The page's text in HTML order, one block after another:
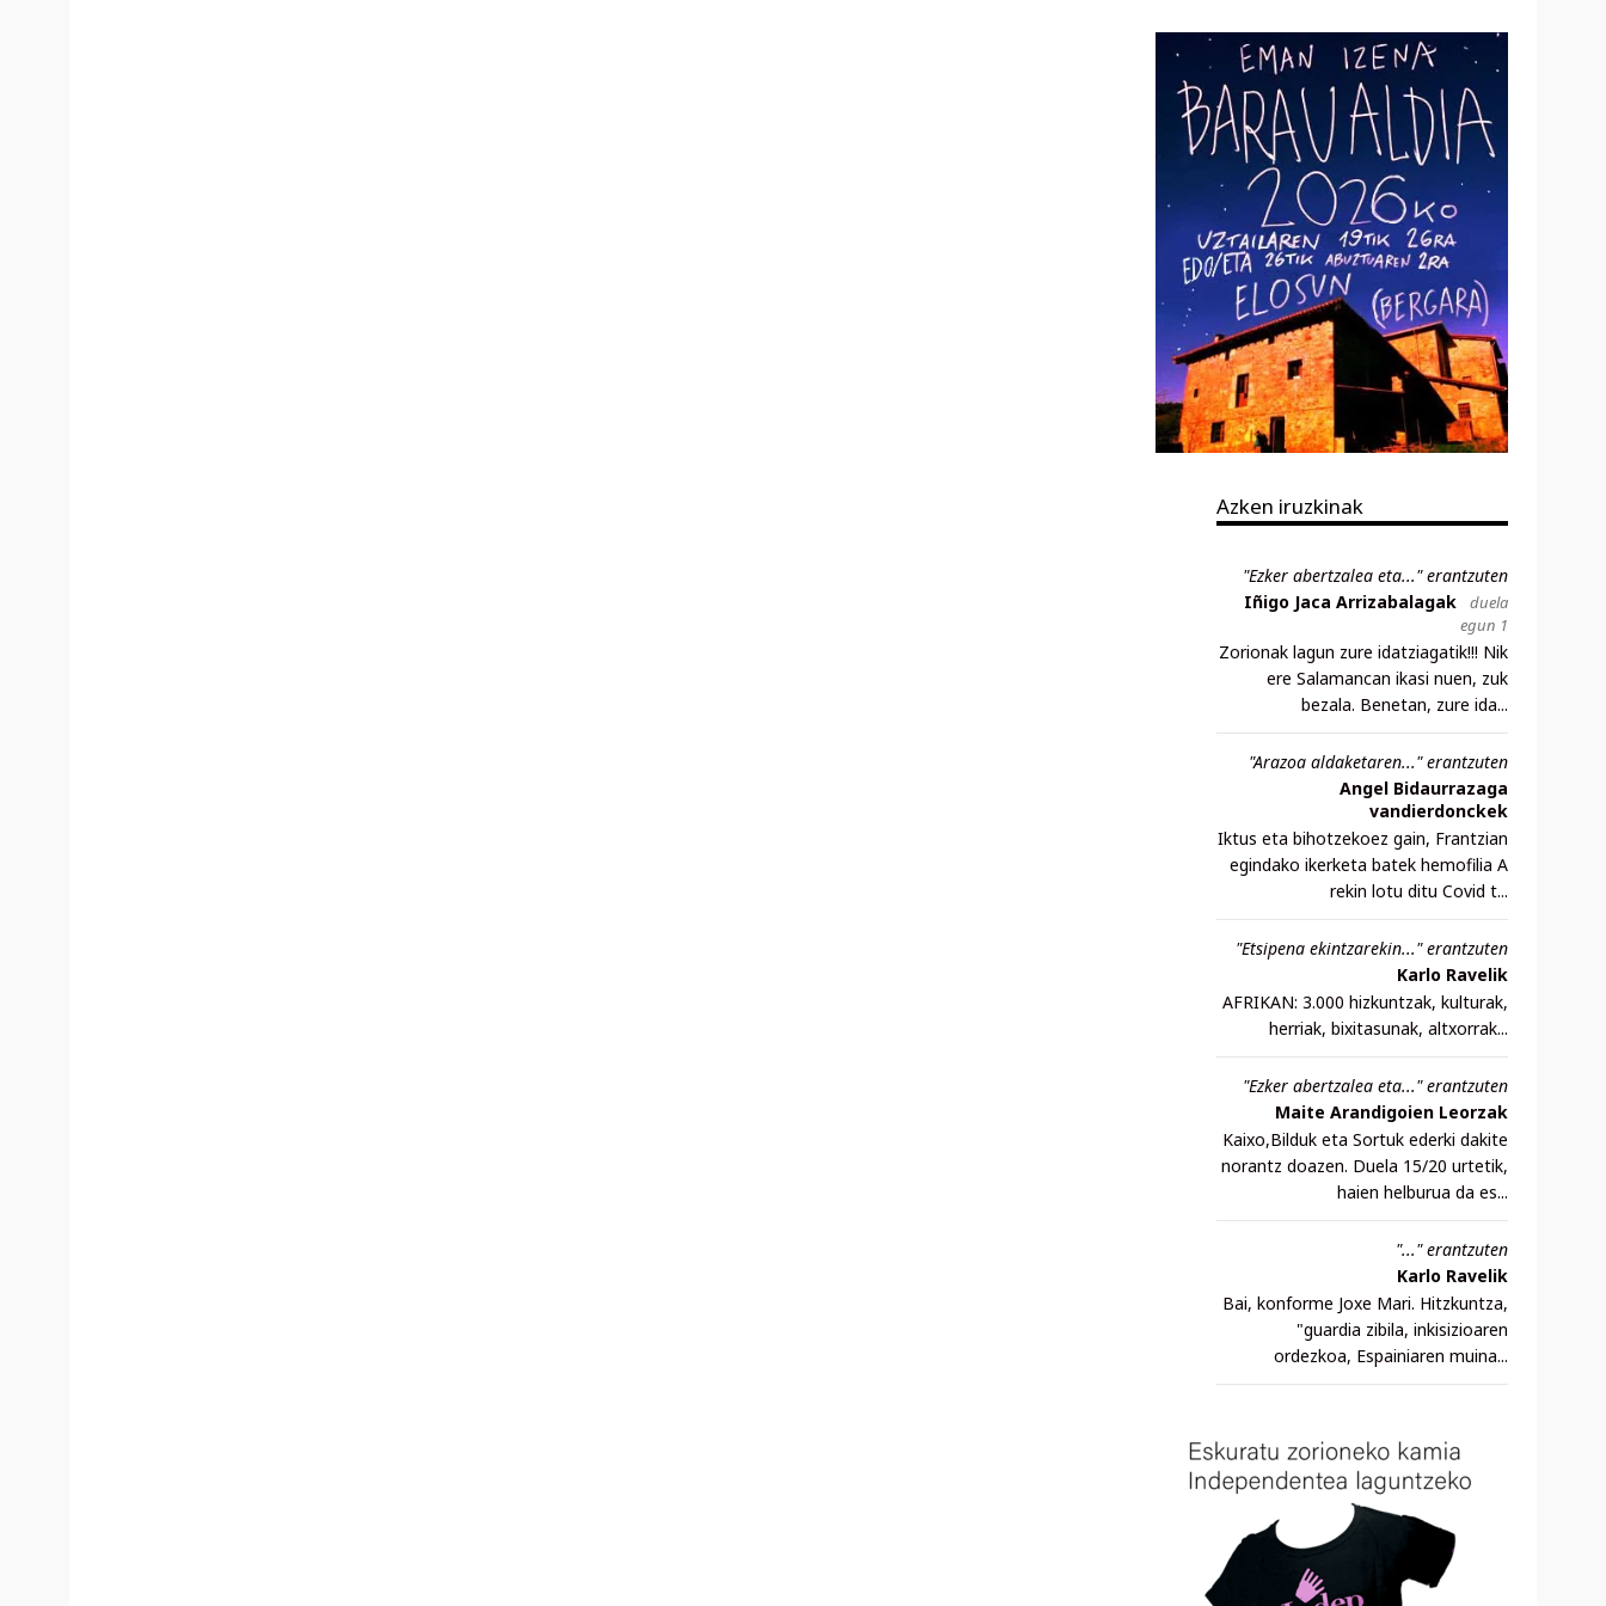
Azken iruzkinak
"Ezker abertzalea eta..." erantzuten
Iñigo Jaca Arrizabalagak
duela
egun 1
Zorionak lagun zure idatziagatik!!! Nik
ere Salamancan ikasi nuen, zuk
bezala. Benetan, zure ida...
"Arazoa aldaketaren..." erantzuten
Angel Bidaurrazaga
vandierdonckek
Iktus eta bihotzekoez gain, Frantzian
egindako ikerketa batek hemofilia A
rekin lotu ditu Covid t...
"Etsipena ekintzarekin..." erantzuten
Karlo Ravelik
AFRIKAN: 3.000 hizkuntzak, kulturak,
herriak, bixitasunak, altxorrak...
"Ezker abertzalea eta..." erantzuten
Maite Arandigoien Leorzak
Kaixo,Bilduk eta Sortuk ederki dakite
norantz doazen. Duela 15/20 urtetik,
haien helburua da es...
"..." erantzuten
Karlo Ravelik
Bai, konforme Joxe Mari. Hitzkuntza,
"guardia zibila, inkisizioaren
ordezkoa, Espainiaren muina...